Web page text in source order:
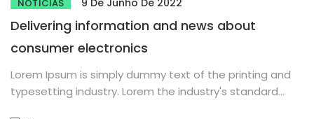
NOTÍCIAS
Delivering information and news about
consumer electronics
Lorem Ipsum is simply dummy text of the printing and
typesetting industry. Lorem the industry's standard